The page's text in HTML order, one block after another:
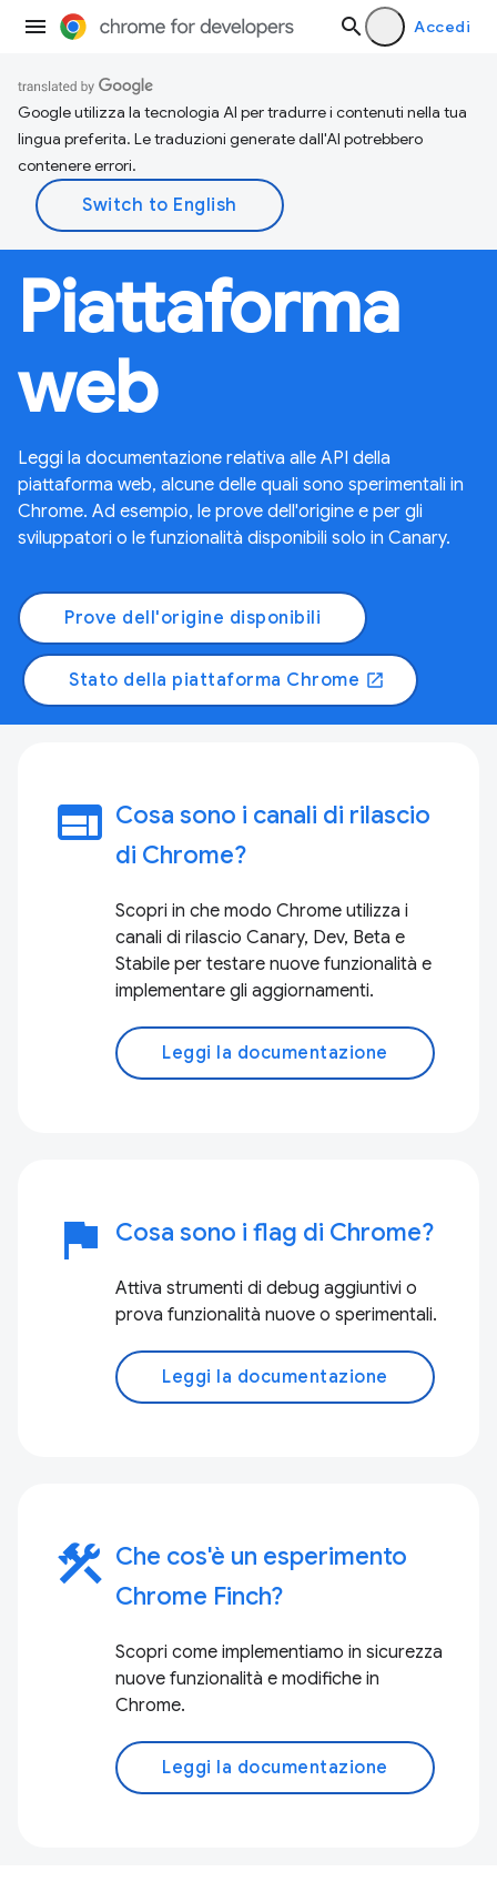
Accedi
Google utilizza la tecnologia AI per tradurre i contenuti nella tua
lingua preferita. Le traduzioni generate dall'AI potrebbero
contenere errori.
Piattaforma
web
Leggi la documentazione relativa alle API della
piattaforma web, alcune delle quali sono sperimentali in
Chrome. Ad esempio, le prove dell'origine e per gli
sviluppatori o le funzionalità disponibili solo in Canary.
Prove dell'origine disponibili
Stato della piattaforma Chrome open_in_new
web Cosa sono i canali di rilascio
di Chrome?
Scopri in che modo Chrome utilizza i
canali di rilascio Canary, Dev, Beta e
Stabile per testare nuove funzionalità e
implementare gli aggiornamenti.
Leggi la documentazione
flag Cosa sono i flag di Chrome?
Attiva strumenti di debug aggiuntivi o
prova funzionalità nuove o sperimentali.
Leggi la documentazione
construction Che cos'è un esperimento
Chrome Finch?
Scopri come implementiamo in sicurezza
nuove funzionalità e modifiche in
Chrome.
Leggi la documentazione